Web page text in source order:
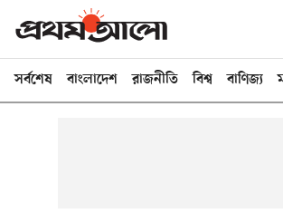
সর্বশেষ বাংলাদেশ রাজনীতি বিশ্ব বাণিজ্য